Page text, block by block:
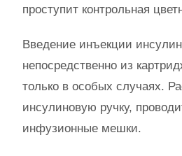
проступит контрольная
Введение инъекции
непосредственно из
только в особых случаях.
инсулиновую ручку,
инфузионные мешки.